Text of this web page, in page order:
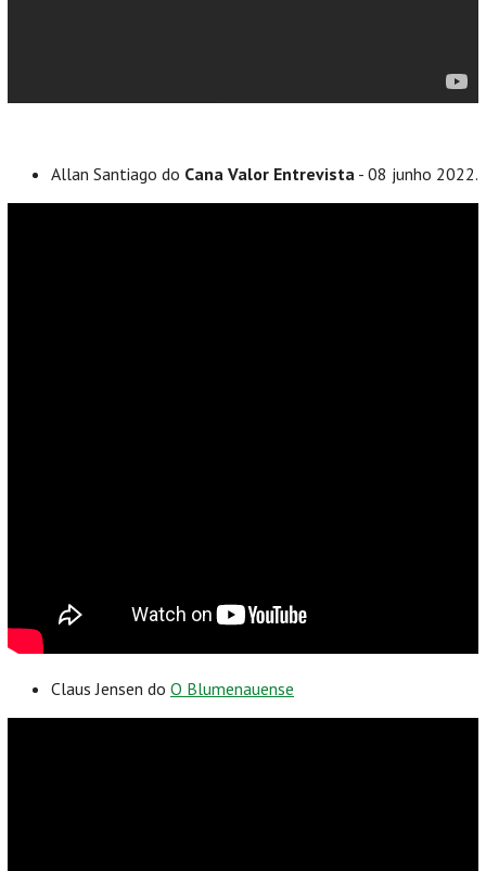
Allan Santiago do Cana Valor Entrevista - 08 junho 2022.
Claus Jensen do O Blumenauense